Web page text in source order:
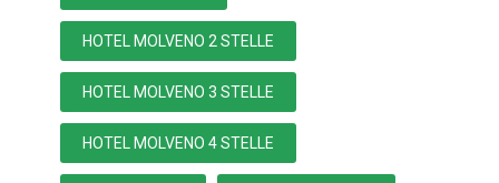
HOTEL MOLVENO 2 STELLE
HOTEL MOLVENO 3 STELLE
HOTEL MOLVENO 4 STELLE